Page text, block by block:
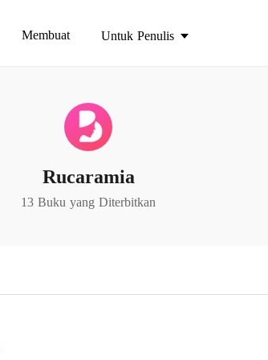
Membuat Untuk Penulis
Rucaramia
13 Buku yang Diterbitkan